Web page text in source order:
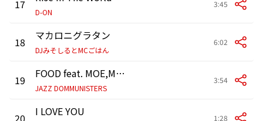
17
D-ON
3:45
18 マカロニグラタン
DJみそしるとMCごはん
6:02
19 FOOD feat. MOE,MARIA,OMSB,市川 愛
JAZZ DOMMUNISTERS
3:54
20 I LOVE YOU 1:28